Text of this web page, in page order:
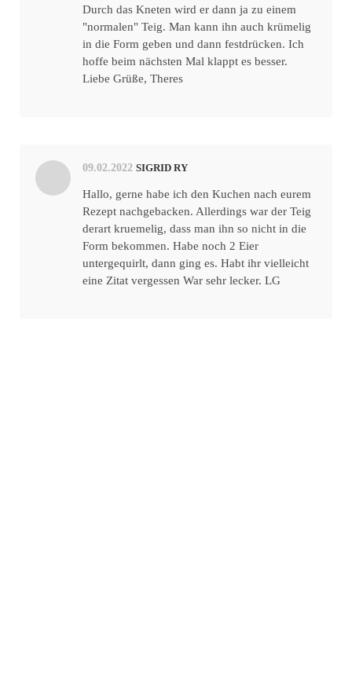
Durch das Kneten wird er dann ja zu einem
"normalen" Teig. Man kann ihn auch krümelig
in die Form geben und dann festdrücken. Ich
hoffe beim nächsten Mal klappt es besser.
Liebe Grüße, Theres
09.02.2022 SIGRID RY
Hallo, gerne habe ich den Kuchen nach eurem
Rezept nachgebacken. Allerdings war der Teig
derart kruemelig, dass man ihn so nicht in die
Form bekommen. Habe noch 2 Eier
untergequirlt, dann ging es. Habt ihr vielleicht
eine Zitat vergessen War sehr lecker. LG